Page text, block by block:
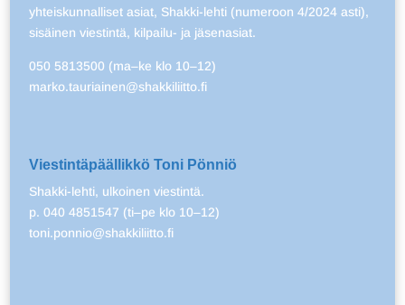
yhteiskunnalliset asiat, Shakki-lehti (numeroon 4/2024 asti),
sisäinen viestintä, kilpailu- ja jäsenasiat.
050 5813500 (ma–ke klo 10–12)
marko.tauriainen@shakkiliitto.fi
Viestintäpäällikkö Toni Pönniö
Shakki-lehti, ulkoinen viestintä.
p. 040 4851547 (ti–pe klo 10–12)
toni.ponnio@shakkiliitto.fi